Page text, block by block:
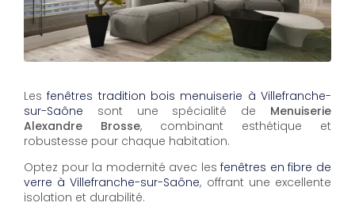
Lesfenêtres tradition bois menuiserie à Villefranche-
sur-Saône sont une spécialité de Menuiserie
Alexandre Brosse, combinant esthétique et
robustesse pour chaque habitation.
Optez pour la modernité avec lesfenêtres en fibre de
verre à Villefranche-sur-Saône, offrant une excellente
isolation et durabilité.